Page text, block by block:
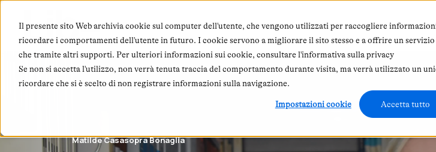
Il presente sito Web archivia cookie sul computer dell'utente, che vengono utilizzati per raccogliere
ricordare i comportamenti dell'utente in futuro. I cookie servono a migliorare il sito stesso e a offrire un
che tramite altri supporti. Per ulteriori informazioni sui cookie, consultare l'informativa sulla privacy
Se non si accetta l'utilizzo, non verrà tenuta traccia del comportamento durante visita, ma verrà utilizzato un
ricordare che si è scelto di non registrare informazioni sulla navigazione.
Impostazioni cookie Accetta tutto
Chi siamo Abbonamento
Matilde Casasopra Bonaglia